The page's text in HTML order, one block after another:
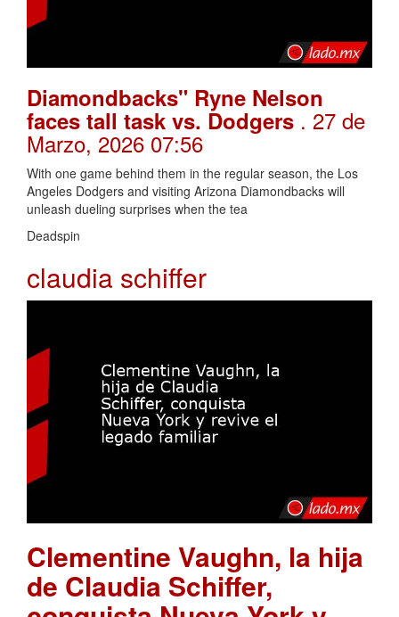
Diamondbacks" Ryne Nelson
faces tall task vs. Dodgers . 27 de
Marzo, 2026 07:56
With one game behind them in the regular season, the Los
Angeles Dodgers and visiting Arizona Diamondbacks will
unleash dueling surprises when the tea
Deadspin
claudia schiffer
Clementine Vaughn, la hija
de Claudia Schiffer,